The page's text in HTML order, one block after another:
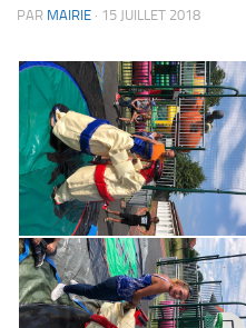
PAR MAIRIE · 15 JUILLET 2018